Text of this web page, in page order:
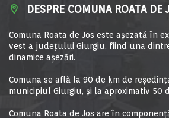
DESPRE COMUNA ROATA DE
Comuna Roata de Jos este aşezată în
vest a judeţului Giurgiu, fiind una
dinamice aşezări.
Comuna se află la 90 de km de
municipiul Giurgiu, şi la aproximativ 50
Comuna Roata de Jos are în